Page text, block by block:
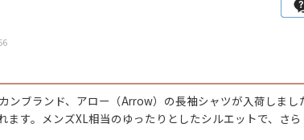
ンブランド、アロー（Arrow）の長袖シャツが入荷しま
ます。メンズXL相当のゆったりとしたシルエットで、さ